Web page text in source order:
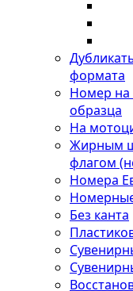
формата
Номер на
образца
На
Жирным
флагом
Номера
Без канта